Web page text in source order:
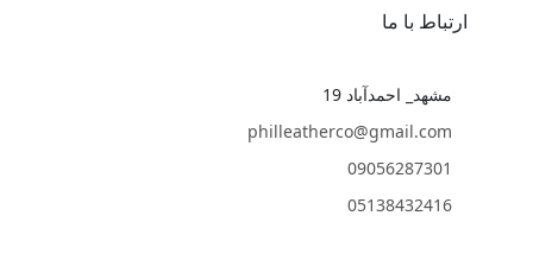
ارتباط با ما
مشهد_ احمدآباد 19
philleatherco@gmail.com
09056287301
05138432416